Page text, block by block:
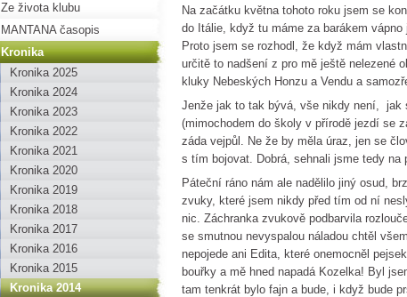
Na začátku května tohoto roku jsem se
do Itálie, když tu máme za barákem
Proto jsem se rozhodl, že když mám
určitě to nadšení z pro mě ještě nelezené
kluky Nebeských Honzu a Vendu a
Jenže jak to tak bývá, vše nikdy není, jak
(mimochodem do školy v přírodě jezdí se
záda vejpůl. Ne že by měla úraz, jen se
s tím bojovat. Dobrá, sehnali jsme tedy na
Páteční ráno nám ale nadělilo jiný osud,
zvuky, které jsem nikdy před tím od ní
nic. Záchranka zvukově podbarvila
se smutnou nevyspalou náladou chtěl
nepojede ani Edita, které onemocněl
bouřky a mě hned napadá Kozelka! Byl
tam tenkrát bylo fajn a bude, i když bude
Ze života klubu
MANTANA časopis
Kronika
Kronika 2025
Kronika 2024
Kronika 2023
Kronika 2022
Kronika 2021
Kronika 2020
Kronika 2019
Kronika 2018
Kronika 2017
Kronika 2016
Kronika 2015
Kronika 2014